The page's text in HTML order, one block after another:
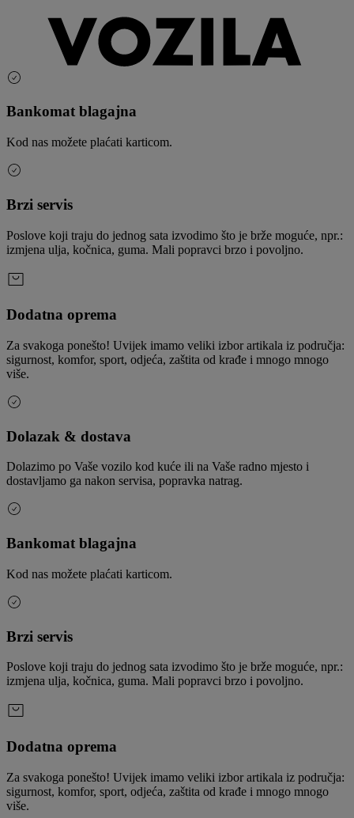
Bankomat blagajna
Kod nas možete plaćati karticom.
Brzi servis
Poslove koji traju do jednog sata izvodimo što je brže moguće, npr.:
izmjena ulja, kočnica, guma. Mali popravci brzo i povoljno.
Dodatna oprema
Za svakoga ponešto! Uvijek imamo veliki izbor artikala iz područja:
sigurnost, komfor, sport, odjeća, zaštita od krađe i mnogo mnogo
više.
Dolazak & dostava
Dolazimo po Vaše vozilo kod kuće ili na Vaše radno mjesto i
dostavljamo ga nakon servisa, popravka natrag.
Bankomat blagajna
Kod nas možete plaćati karticom.
Brzi servis
Poslove koji traju do jednog sata izvodimo što je brže moguće, npr.:
izmjena ulja, kočnica, guma. Mali popravci brzo i povoljno.
Dodatna oprema
Za svakoga ponešto! Uvijek imamo veliki izbor artikala iz područja:
sigurnost, komfor, sport, odjeća, zaštita od krađe i mnogo mnogo
više.